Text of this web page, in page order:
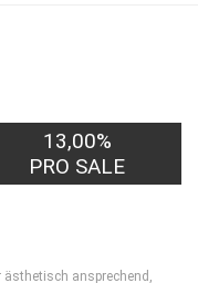
13,00%
PRO SALE
ästhetisch ansprechend,